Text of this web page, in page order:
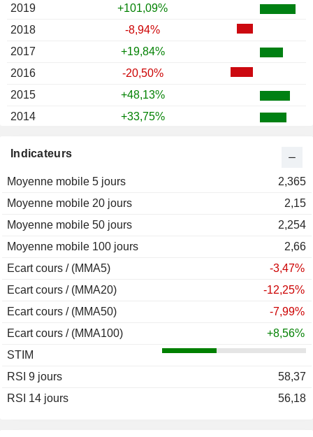
Indicateurs
Moyenne mobile 5 jours
2,365
Moyenne mobile 20 jours
2,15
Moyenne mobile 50 jours
2,254
Moyenne mobile 100 jours
2,66
Ecart cours / (MMA5)
-3,47%
Ecart cours / (MMA20)
-12,25%
Ecart cours / (MMA50)
-7,99%
Ecart cours / (MMA100)
+8,56%
STIM
RSI 9 jours
58,37
RSI 14 jours
56,18
2019
+101,09%
2018
-8,94%
2017
+19,84%
2016
-20,50%
2015
+48,13%
2014
+33,75%